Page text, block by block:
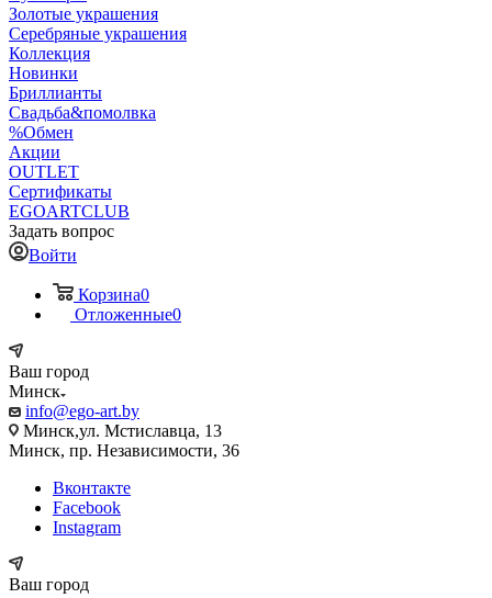
Золотые украшения
Серебряные украшения
Коллекция
Новинки
Бриллианты
Свадьба&помолвка
%Обмен
Акции
OUTLET
Сертификаты
EGOARTCLUB
Задать вопрос
Войти
Корзина0
Отложенные0
Ваш город
Минск
info@ego-art.by
Минск,ул. Мстиславца, 13
Минск, пр. Независимости, 36
Вконтакте
Facebook
Instagram
Ваш город